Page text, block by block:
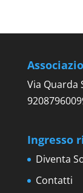
Via Quarda
Ingresso
Diventa
Contatti